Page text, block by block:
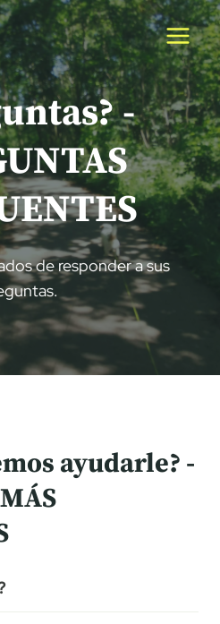
-
de responder a sus
ayudarle? -